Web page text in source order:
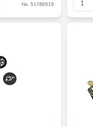
No. 51786519